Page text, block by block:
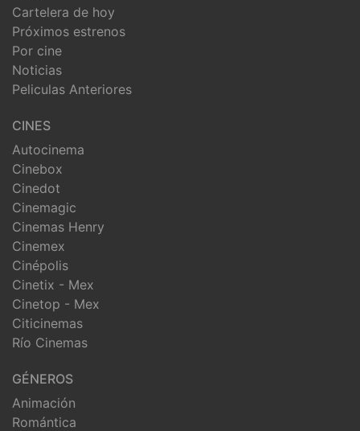
Cartelera de hoy
Próximos estrenos
Por cine
Noticias
Peliculas Anteriores
CINES
Autocinema
Cinebox
Cinedot
Cinemagic
Cinemas Henry
Cinemex
Cinépolis
Cinetix - Mex
Cinetop - Mex
Citicinemas
Río Cinemas
GÉNEROS
Animación
Romántica